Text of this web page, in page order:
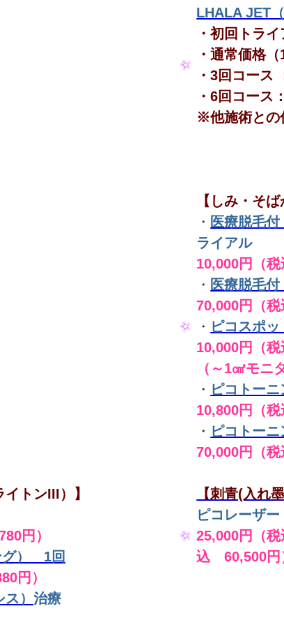
LHALA JET
・初回トライ
・通常価格（
・3回コース
・6回コース：
※他施術との
【しみ・そ
・ 医療脱毛
ライアル
10,000円（
・ 医療脱毛
70,000円（
・ ピコスポッ
10,000円（
（～1㎠モニ
・ ピコトー
10,800円（
・ ピコトー
70,000円（
トンIII）】
円）
グ） 1回
円）
） 治療
【刺青(入れ
ピコレーザ
25,000円（
込 60,500円